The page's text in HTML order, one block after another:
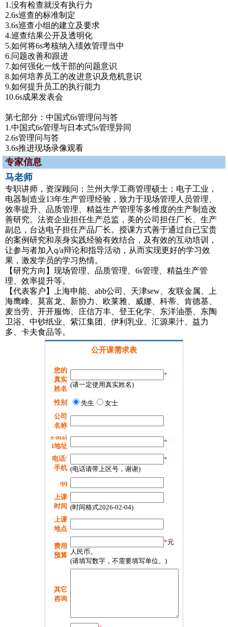
1.没有检查就没有执行力
2.6s巡查的标准制定
3.6s巡查小组的建立及要求
4.巡查结果公开及透明化
5.如何将6s考核纳入绩效管理当中
6.问题改善和跟进
7.如何强化一线干部的问题意识
8.如何培养员工的改进意识及危机意识
9.如何提升员工的执行能力
10.6s成果发表会
第七部分：中国式6s管理问与答
1.中国式6s管理与日本式5s管理异同
2.6s管理问与答
3.6s推进现场录像观看
专家信息
马老师
专职讲师，资深顾问；兰州大学工商管理硕士；电子工业，
电器制造业13年生产管理经验，致力于现场管理人员管理、
效率提升、品质管理、精益生产管理等多维度的生产制造改
善研究。法资企业担任生产总监，美的公司担任厂长、生产
副总，台达电子担任产品厂长。授课方式善于通过自已宝贵
的案例研究和亲身实践经验有效结合，及有效的互动培训，
让参与者加入q/a辩论和指导活动，从而实现更好的学习效
果，激发学员的学习热情。
【研究方向】现场管理、品质管理、6s管理、精益生产管
理、效率提升等。
【代表客户】上海申能、abb公司、天津sew、友联金属、上
海鹰峰、莫富龙、新协力、欧莱雅、威娜、科蒂、肯德基、
麦当劳、开开服饰、庄信万丰、登王化学、东洋油墨、东陶
卫浴、中钞纸业、紫江集团、伊利乳业、汇源果汁、益力
多、卡夫食品等。
公开课需求表
您的
真实
姓名
*
(请一定使用真实姓名)
性别 先生
女士
公司
名称
e-mai
l地址
*
电话/
手机
*
(电话请带上区号，谢谢)
qq
上课
时间 (时间格式2026-02-04)
上课
地点
费用
预算
*元
人民币。
(请填写数字，不需要填写单位。)
其它
咨询